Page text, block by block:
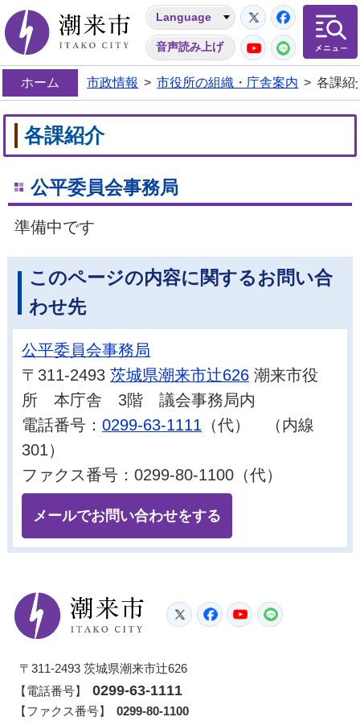
潮来市
Language
音声読み上げ
Twitter
YouTube
LINE
ホーム 市政情報 > 市役所の組織・庁舎案内 > 各課紹
各課紹介
公平委員会事務局
準備中です
このページの内容に関するお問い合
わせ先
公平委員会事務局
〒311-2493茨城県潮来市辻626 潮来市役
所 本庁舎 3階 議会事務局内
電話番号：0299-63-1111 （代） （内線
301）
ファクス番号：0299-80-1100（代）
メールでお問い合わせをする
潮来市
TwitterFacebook
YouTube
〒311-2493 茨城県潮来市辻626
【電話番号】
0299-63-1111
【ファクス番号】 0299-80-1100